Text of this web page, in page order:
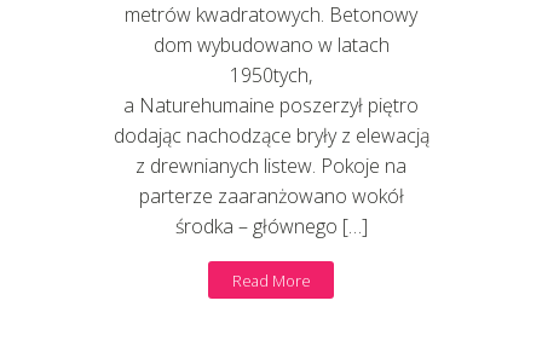
metrów kwadratowych. Betonowy
dom wybudowano w latach
1950tych,
a Naturehumaine poszerzył piętro
dodając nachodzące bryły z elewacją
z drewnianych listew. Pokoje na
parterze zaaranżowano wokół
środka – głównego […]
Read More